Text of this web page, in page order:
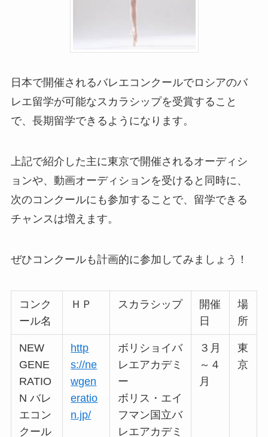
日本で開催されるバレエコンクールでロシアのバ
レエ留学が可能なスカラシップを受賞すること
で、長期留学できるようになります。
上記で紹介した主に東京で開催されるオーディシ
ョンや、動画オーディションを受けると同時に、
次のコンクールにも参加することで、留学できる
チャンスは増えます。
ぜひコンクールも計画的に参加してみましょう！
コンク
ール名
ＨＰ スカラシップ
開催
日
場
所
NEW
GENE
RATIO
N バレ
エコン
クール
http
s://ne
wgen
eratio
n.jp/
ボリショイバ
レエアカデミ
ー
ボリス・エイ
フマン国立バ
レエアカデミ
３月
～４
月
東
京